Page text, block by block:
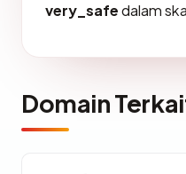
very_safedalam
Domain